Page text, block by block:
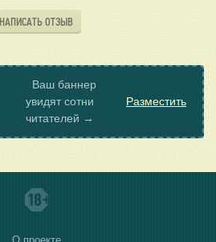
НАПИСАТЬ ОТЗЫВ
Ваш баннер
увидят сотни
читателей →
Разместить